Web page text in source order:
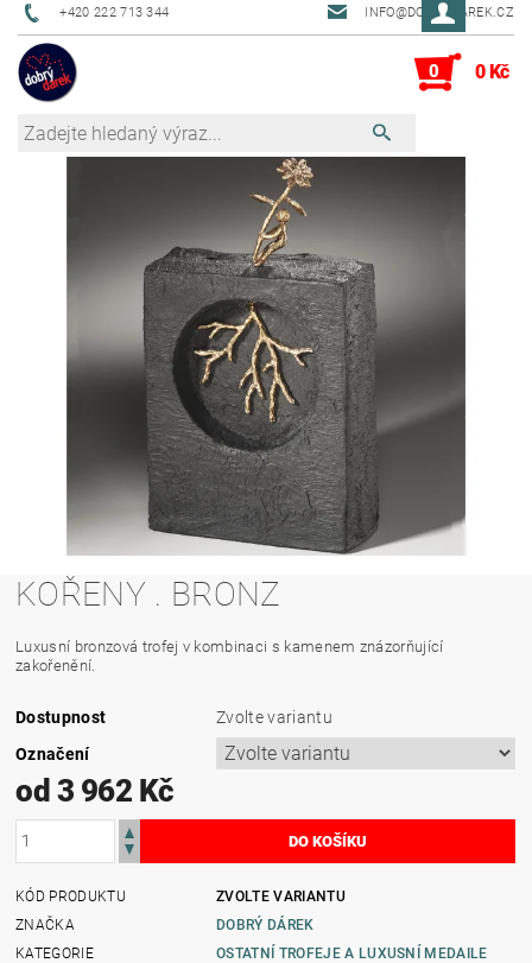
+420 222 713 344 INFO@DOBRYDAREK.CZ
0 0 Kč
KOŘENY . BRONZ
Luxusní bronzová trofej v kombinaci s kamenem znázorňující
zakořenění.
Dostupnost
Zvolte variantu
Označení
od 3 962 Kč
KÓD PRODUKTU
ZVOLTE VARIANTU
ZNAČKA
DOBRÝ DÁREK
KATEGORIE
OSTATNÍ TROFEJE A LUXUSNÍ MEDAILE